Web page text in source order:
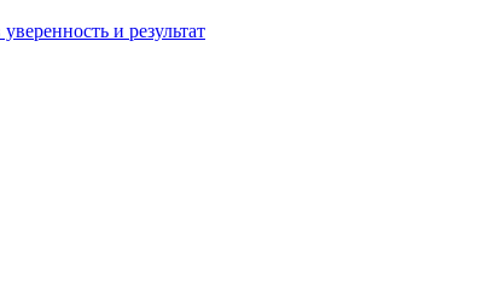
и результат